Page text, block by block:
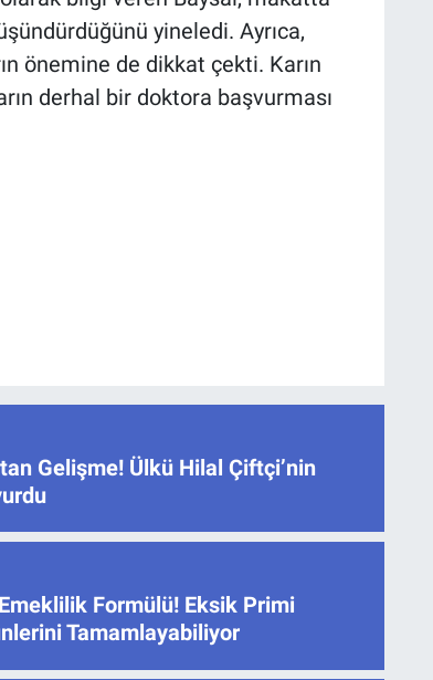
yineledi. Ayrıca,
önemine de dikkat çekti. Karın
derhal bir doktora başvurması
Gelişme! Ülkü Hilal Çiftçi’nin
Emeklilik Formülü! Eksik Primi
Tamamlayabiliyor